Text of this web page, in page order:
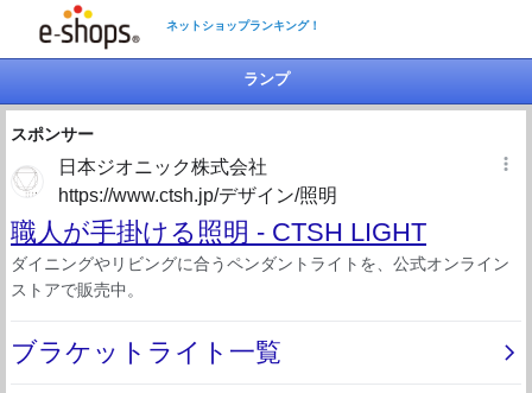
ネットショップランキング！
ランプ